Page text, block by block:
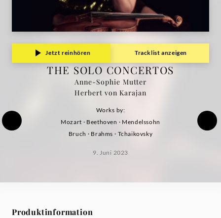
Jetzt reinhören Tracklist anzeigen
THE SOLO CONCERTOS
Anne-Sophie Mutter
Herbert von Karajan
Works by:
Mozart · Beethoven · Mendelssohn
Bruch · Brahms · Tchaikovsky
9. Juni 2023
Produktinformation